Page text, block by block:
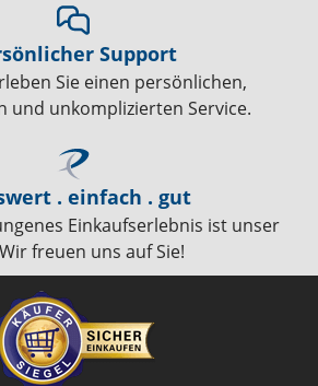
Support
Sie einen persönlichen,
und unkomplizierten Service.
. einfach . gut
Einkaufserlebnis ist unser
freuen uns auf Sie!